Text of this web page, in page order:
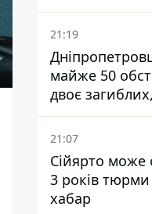
21:19
майже 50
двоє
постраждалих
21:07
Сійярто може
3 років тюрми
хабар